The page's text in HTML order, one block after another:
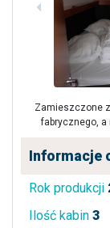
Zamieszczone
fabrycznego, a
Informacje
Rok produkcji
Ilość kabin 3